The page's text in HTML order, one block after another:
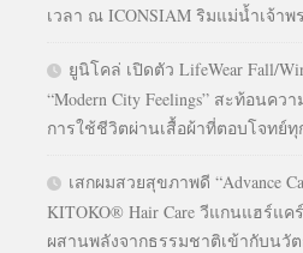
เวลา ณ ICONSIAM ริมแม่น้ำเจ้าพ
ยูนิโคล่ เปิดตัว LifeWear Fall/
“Modern City Feelings” สะท้อนค
การใช้ชีวิตผ่านเสื้อผ้าที่ตอบโจทย์ทุ
เสกผมสวยสุขภาพดี “Advance
KITOKO® Hair Care วีแกนแฮร์แ
ผสานพลังจากธรรมชาติเข้ากับนวั